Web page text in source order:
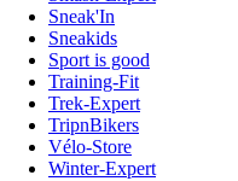
Sneak'In
Sneakids
Sport is good
Training-Fit
Trek-Expert
TripnBikers
Vélo-Store
Winter-Expert